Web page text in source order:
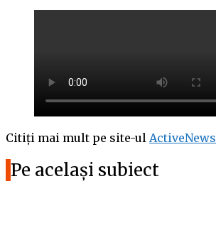
Citiți mai mult pe site-ul ActiveNews
Pe același subiect